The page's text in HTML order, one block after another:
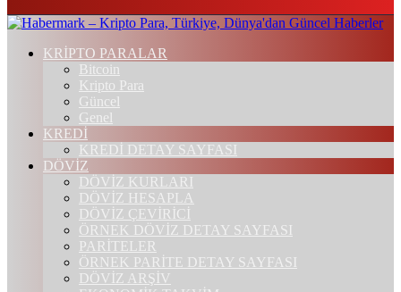
KRİPTO PARALAR
Bitcoin
Kripto Para
Güncel
Genel
KREDİ
KREDİ DETAY SAYFASI
DÖVİZ
DÖVİZ KURLARI
DÖVİZ HESAPLA
DÖVİZ ÇEVİRİCİ
ÖRNEK DÖVİZ DETAY SAYFASI
PARİTELER
ÖRNEK PARİTE DETAY SAYFASI
DÖVİZ ARŞİV